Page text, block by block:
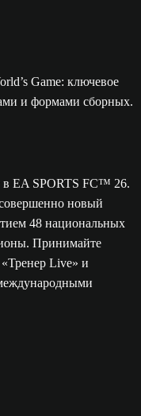
в EA SPORTS FC™ 26.
новый
48 национальных
Принимайте
Live» и